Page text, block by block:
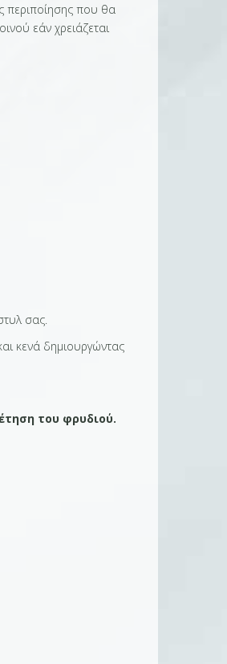
περιποίησης που θα
εάν χρειάζεται
σας.
κενά δημιουργώντας
του φρυδιού.